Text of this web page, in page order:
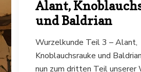
Alant,
und Baldrian
Wurzelkunde Teil 3 – Alant,
Knoblauchsrauke und
nun zum dritten Teil unserer